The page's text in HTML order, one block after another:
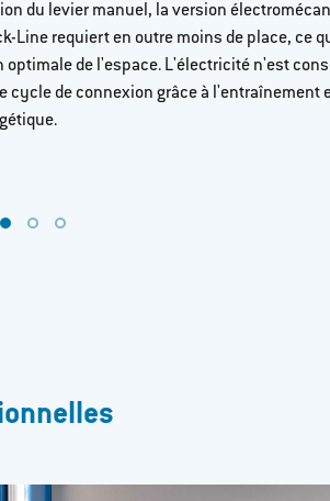
du levier manuel, la version
Line requiert en outre moins de place, ce
optimale de l'espace. L'électricité n'est
cycle de connexion grâce à l'entraînement